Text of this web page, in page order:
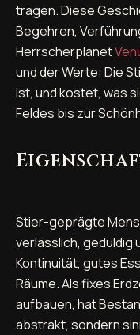
tragen. Diese
Begehren,
Herrscherplanet
und der Werte: Die
ist, und kostet, was
Feldes bis zur
Stier-geprägte
verlässlich, geduldig
Kontinuität, gutes
Räume. Als fixes
aufbauen, hat
abstrakt, sondern